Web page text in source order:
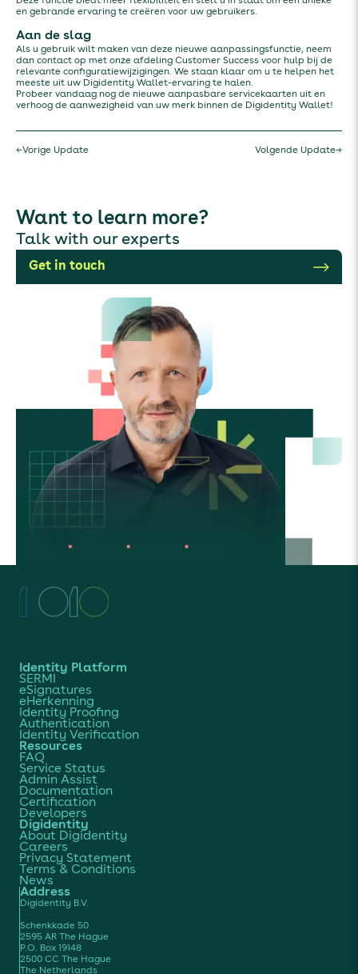
en gebrande ervaring te creëren voor uw gebruikers.
Aan de slag
Als u gebruik wilt maken van deze nieuwe aanpassingsfunctie, neem
dan contact op met onze afdeling Customer Success voor hulp bij de
relevante configuratiewijzigingen. We staan klaar om u te helpen het
meeste uit uw Digidentity Wallet-ervaring te halen.
Probeer vandaag nog de nieuwe aanpasbare servicekaarten uit en
verhoog de aanwezigheid van uw merk binnen de Digidentity Wallet!
←Vorige Update Volgende Update→
Want to learn more?
Talk with our experts
Get in touch
Identity Platform
SERMI
eSignatures
eHerkenning
Identity Proofing
Authentication
Identity Verification
Resources
FAQ
Service Status
Admin Assist
Documentation
Certification
Developers
Digidentity
About Digidentity
Careers
Privacy Statement
Terms & Conditions
News
Address
Digidentity B.V.
Schenkkade 50
2595 AR The Hague
P.O. Box 19148
2500 CC The Hague
The Netherlands